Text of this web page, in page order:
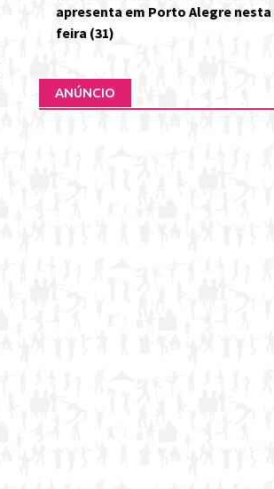
apresenta em Porto Alegre
feira (31)
ANÚNCIO